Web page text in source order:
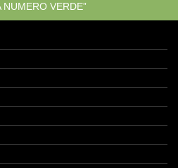
NUMERO VERDE”